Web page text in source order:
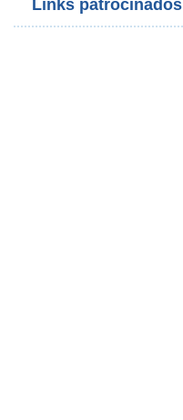
Links patrocinados